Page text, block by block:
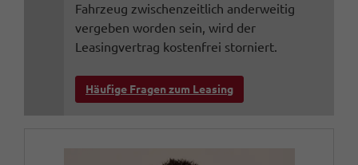
Fahrzeug zwischenzeitlich anderweitig
vergeben worden sein, wird der
Leasingvertrag kostenfrei storniert.
Häufige Fragen zum Leasing